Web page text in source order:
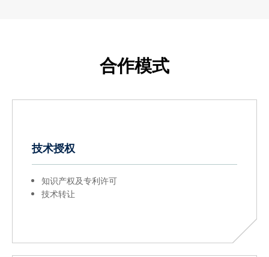
合作模式
技术授权
知识产权及专利许可
技术转让